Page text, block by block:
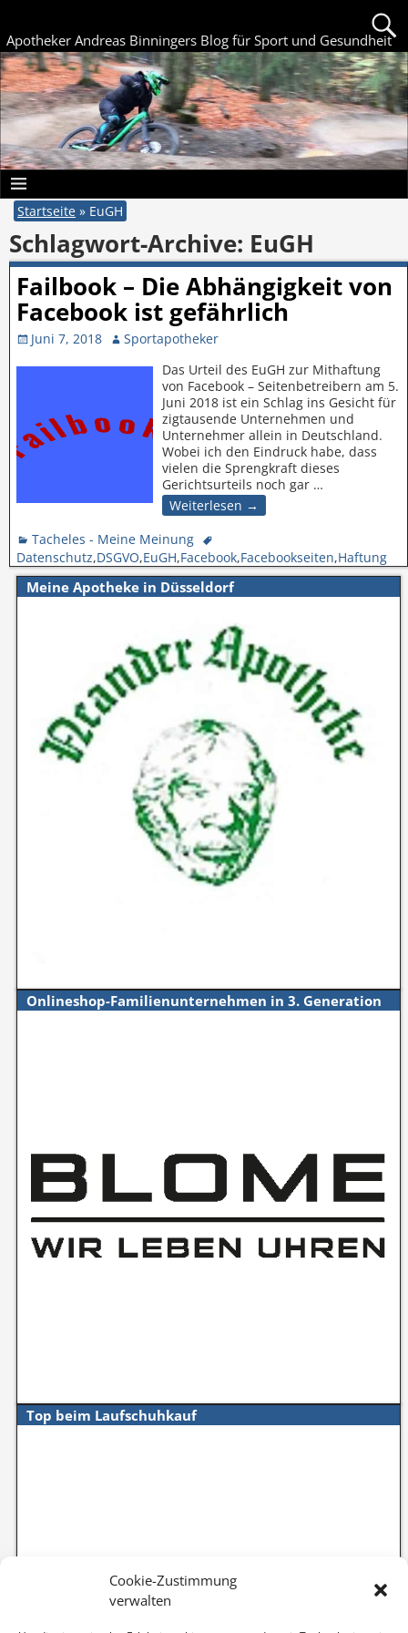
Cookie-Zustimmung
verwalten
Apotheker Andreas Binningers Blog für Sport und Gesundheit
Startseite » EuGH
Schlagwort-Archive: EuGH
Failbook – Die Abhängigkeit von
Facebook ist gefährlich
Juni 7, 2018
Sportapotheker
Das Urteil des EuGH zur Mithaftung
von Facebook – Seitenbetreibern am 5.
Juni 2018 ist ein Schlag ins Gesicht für
zigtausende Unternehmen und
Unternehmer allein in Deutschland.
Wobei ich den Eindruck habe, dass
vielen die Sprengkraft dieses
Gerichtsurteils noch gar …
Weiterlesen →
Tacheles - Meine Meinung
Datenschutz,DSGVO,EuGH,Facebook,Facebookseiten,Haftung
Meine Apotheke in Düsseldorf
Onlineshop-Familienunternehmen in 3. Generation
Top beim Laufschuhkauf